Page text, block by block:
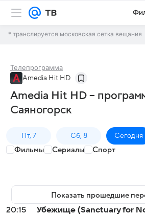
* транслируется московская сетка вещания
Телепрограмма
Amedia Hit HD
Amedia Hit HD –
Саяногорск
Пт, 7 Сб, 8 Сегодня
Фильмы Сериалы Спорт
Показать прошедшие
20:15
Убежище (Sanctuary for